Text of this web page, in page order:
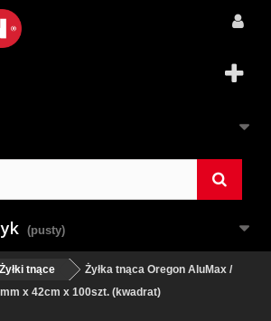
(pusty)
Żyłki tnące
Żyłka tnąca Oregon AluMax /
x 42cm x 100szt. (kwadrat)